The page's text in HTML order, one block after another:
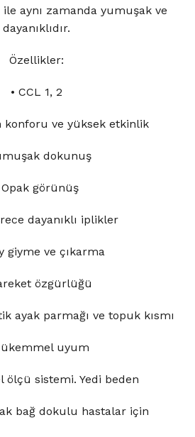
aynı zamanda yumuşak ve
dayanıklıdır.
Özellikler:
• CCL 1, 2
konforu ve yüksek etkinlik
dokunuş
Opak görünüş
dayanıklı iplikler
giyme ve çıkarma
özgürlüğü
ayak parmağı ve topuk kısmı
uyum
ölçü sistemi. Yedi beden
bağ dokulu hastalar için